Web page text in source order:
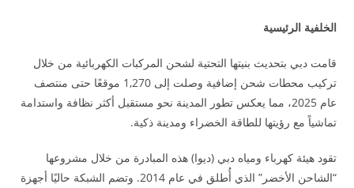
الخلفية الرئيسية
قامت دبي بتحديث بنيتها التحتية لشحن المركبات الكهربائية من خلال
تركيب محطات شحن إضافية وصلت إلى 1,270 موقعًا حتى منتصف
عام 2025، مما يعكس تطور المدينة نحو مستقبل أكثر نظافة واستدامة
تماشياً مع رؤيتها للطاقة الخضراء ومدينة ذكية.
تقود هيئة كهرباء ومياه دبي (ديوا) هذه المبادرة من خلال مشروعها
“الشاحن الأخضر” الذي أُطلق في عام 2014. وتضم الشبكة حاليًا أجهزة